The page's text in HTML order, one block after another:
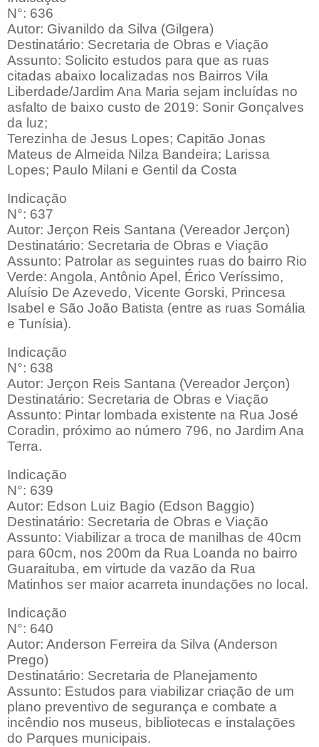
N°: 636
Autor: Givanildo da Silva (Gilgera)
Destinatário: Secretaria de Obras e Viação
Assunto: Solicito estudos para que as ruas
citadas abaixo localizadas nos Bairros Vila
Liberdade/Jardim Ana Maria sejam incluídas no
asfalto de baixo custo de 2019: Sonir Gonçalves
da luz;
Terezinha de Jesus Lopes; Capitão Jonas
Mateus de Almeida Nilza Bandeira; Larissa
Lopes; Paulo Milani e Gentil da Costa
Indicação
N°: 637
Autor: Jerçon Reis Santana (Vereador Jerçon)
Destinatário: Secretaria de Obras e Viação
Assunto: Patrolar as seguintes ruas do bairro Rio
Verde: Angola, Antônio Apel, Érico Veríssimo,
Aluísio De Azevedo, Vicente Gorski, Princesa
Isabel e São João Batista (entre as ruas Somália
e Tunísia).
Indicação
N°: 638
Autor: Jerçon Reis Santana (Vereador Jerçon)
Destinatário: Secretaria de Obras e Viação
Assunto: Pintar lombada existente na Rua José
Coradin, próximo ao número 796, no Jardim Ana
Terra.
Indicação
N°: 639
Autor: Edson Luiz Bagio (Edson Baggio)
Destinatário: Secretaria de Obras e Viação
Assunto: Viabilizar a troca de manilhas de 40cm
para 60cm, nos 200m da Rua Loanda no bairro
Guaraituba, em virtude da vazão da Rua
Matinhos ser maior acarreta inundações no local.
Indicação
N°: 640
Autor: Anderson Ferreira da Silva (Anderson
Prego)
Destinatário: Secretaria de Planejamento
Assunto: Estudos para viabilizar criação de um
plano preventivo de segurança e combate a
incêndio nos museus, bibliotecas e instalações
do Parques municipais.